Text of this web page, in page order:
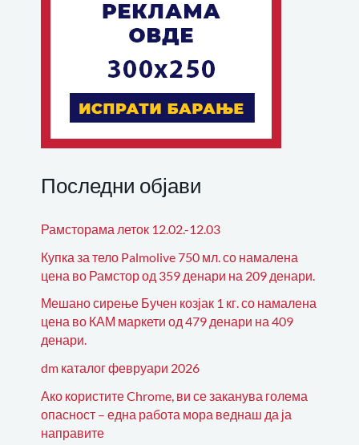
Последни објави
Рамсторама леток 12.02.-12.03
Купка за тело Palmolive 750 мл. со намалена
цена во Рамстор од 359 денари на 209 денари.
Мешано сирење Бучен козјак 1 кг. со намалена
цена во КАМ маркети од 479 денари на 409
денари.
dm каталог февруари 2026
Ако користите Chrome, ви се заканува голема
опасност – една работа мора веднаш да ја
направите